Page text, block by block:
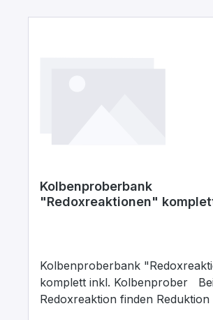
Kolbenproberbank
"Redoxreaktionen"
Kolbenproberbank
komplett inkl. Kolbenprober
Redoxreaktion finden Reduktion